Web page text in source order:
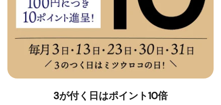
3が付く日はポイント10倍